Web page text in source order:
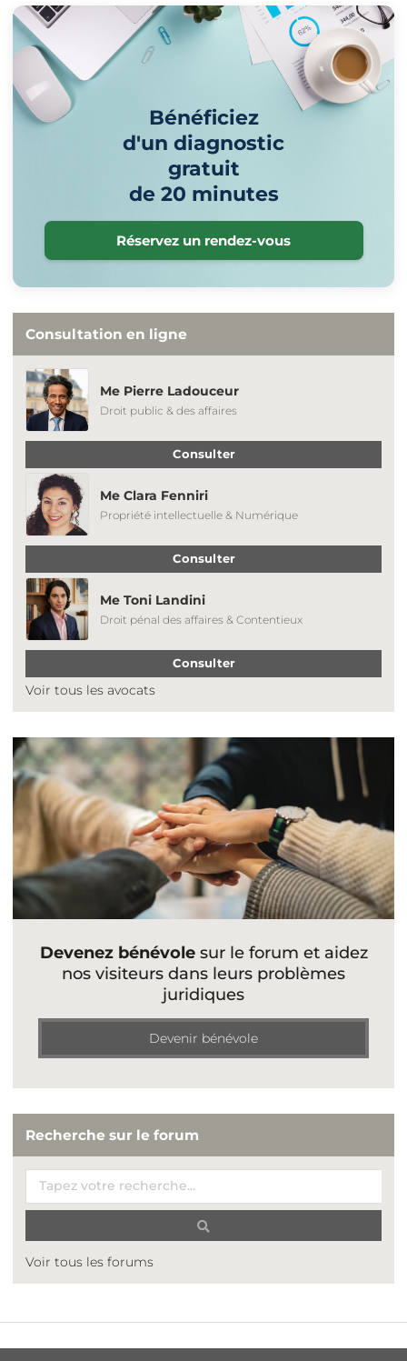
Bénéficiez
d'un diagnostic
gratuit
de 20 minutes
Réservez un rendez-vous
Consultation en ligne
Me Pierre Ladouceur
Droit public & des affaires
Consulter
Me Clara Fenniri
Propriété intellectuelle & Numérique
Consulter
Me Toni Landini
Droit pénal des affaires & Contentieux
Consulter
Voir tous les avocats
Devenez bénévolesur le forum et aidez
nos visiteurs dans leurs problèmes
juridiques
Devenir bénévole
Recherche sur le forum
Voir tous les forums